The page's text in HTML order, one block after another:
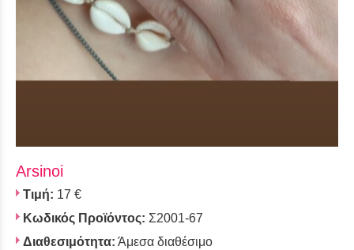
Arsinoi
Τιμή: 17 €
Κωδικός Προϊόντος: Σ2001-67
Διαθεσιμότητα: Άμεσα διαθέσιμο